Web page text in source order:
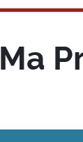
Ma